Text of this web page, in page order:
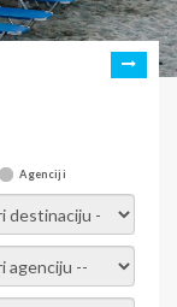
Agenciji
-
-